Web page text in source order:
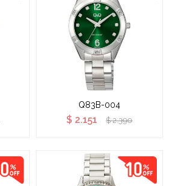
Q83B-004
$ 2.151 $ 2.390